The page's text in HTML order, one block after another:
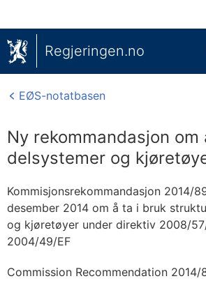
Regjeringen.no
EØS-notatbasen
Ny rekommandasjon
delsystemer og
Kommisjonsrekommandasjon 2014/
desember 2014 om å ta i bruk
og kjøretøyer under direktiv 2008/
2004/49/EF
Commission Recommendation